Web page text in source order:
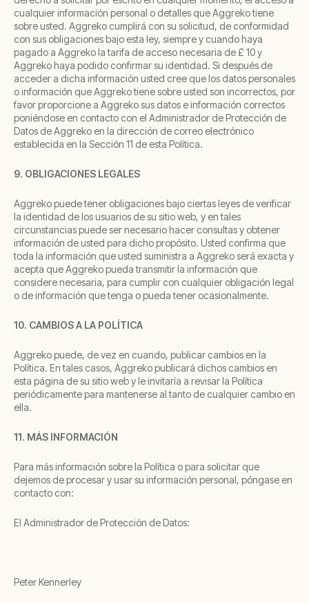
cualquier información personal o detalles que Aggreko tiene
sobre usted. Aggreko cumplirá con su solicitud, de conformidad
con sus obligaciones bajo esta ley, siempre y cuando haya
pagado a Aggreko la tarifa de acceso necesaria de £ 10 y
Aggreko haya podido confirmar su identidad. Si después de
acceder a dicha información usted cree que los datos personales
o información que Aggreko tiene sobre usted son incorrectos, por
favor proporcione a Aggreko sus datos e información correctos
poniéndose en contacto con el Administrador de Protección de
Datos de Aggreko en la dirección de correo electrónico
establecida en la Sección 11 de esta Política.
9. OBLIGACIONES LEGALES
Aggreko puede tener obligaciones bajo ciertas leyes de verificar
la identidad de los usuarios de su sitio web, y en tales
circunstancias puede ser necesario hacer consultas y obtener
información de usted para dicho propósito. Usted confirma que
toda la información que usted suministra a Aggreko será exacta y
acepta que Aggreko pueda transmitir la información que
considere necesaria, para cumplir con cualquier obligación legal
o de información que tenga o pueda tener ocasionalmente.
10. CAMBIOS A LA POLÍTICA
Aggreko puede, de vez en cuando, publicar cambios en la
Política. En tales casos, Aggreko publicará dichos cambios en
esta página de su sitio web y le invitaría a revisar la Política
periódicamente para mantenerse al tanto de cualquier cambio en
ella.
11. MÁS INFORMACIÓN
Para más información sobre la Política o para solicitar que
dejemos de procesar y usar su información personal, póngase en
contacto con:
El Administrador de Protección de Datos:
Peter Kennerley